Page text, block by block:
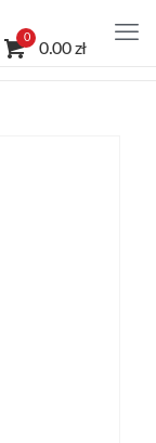
0
0.00 zł